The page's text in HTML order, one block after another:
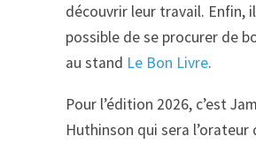
découvrir leur travail. Enfin,
possible de se procurer de
au stand Le Bon Livre.
Pour l’édition 2026, c’est
Huthinson qui sera l’orateur